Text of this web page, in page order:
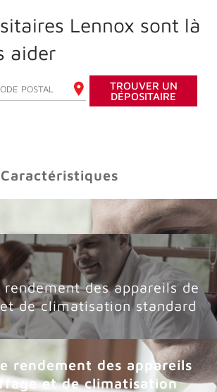
Lennox sont là
aider
VOTRE CODE POSTAL
TROUVER UN
DÉPOSITAIRE
Caractéristiques
des appareils de
de climatisation standard
rendement des appareils
et de climatisation